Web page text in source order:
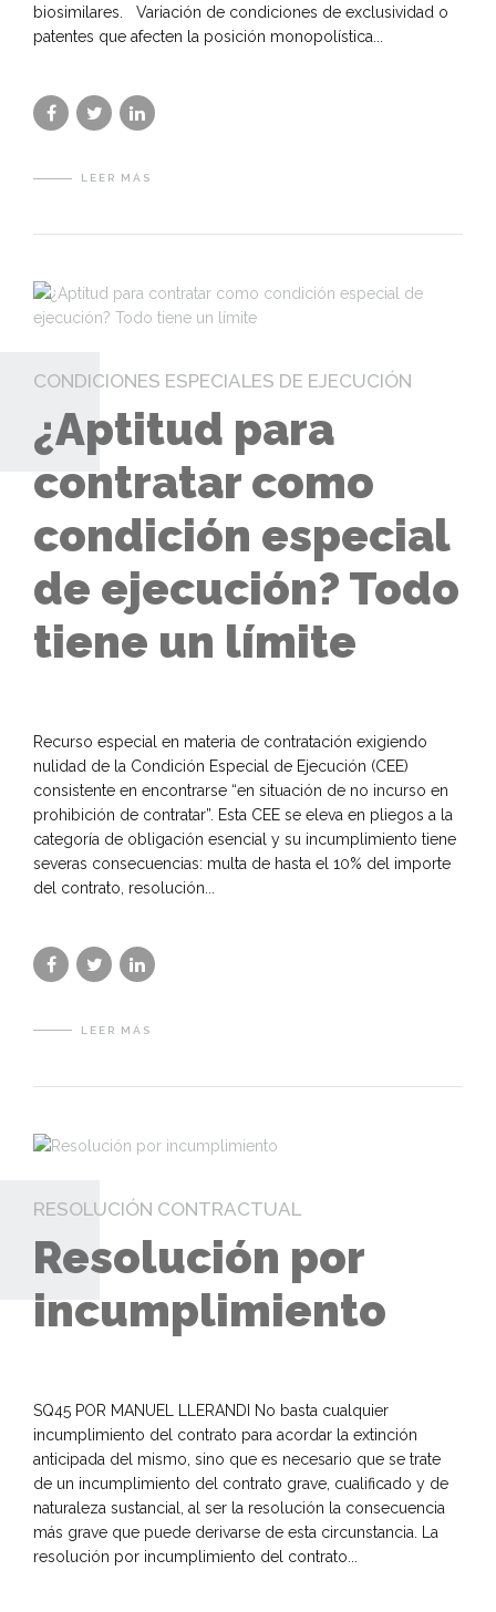
biosimilares. Variación de condiciones de exclusividad o
patentes que afecten la posición monopolística...
LEER MÁS
CONDICIONES ESPECIALES DE EJECUCIÓN
¿Aptitud para
contratar como
condición especial
de ejecución? Todo
tiene un límite
Recurso especial en materia de contratación exigiendo
nulidad de la Condición Especial de Ejecución (CEE)
consistente en encontrarse “en situación de no incurso en
prohibición de contratar”. Esta CEE se eleva en pliegos a la
categoría de obligación esencial y su incumplimiento tiene
severas consecuencias: multa de hasta el 10% del importe
del contrato, resolución...
LEER MÁS
RESOLUCIÓN CONTRACTUAL
Resolución por
incumplimiento
SQ45 POR MANUEL LLERANDI No basta cualquier
incumplimiento del contrato para acordar la extinción
anticipada del mismo, sino que es necesario que se trate
de un incumplimiento del contrato grave, cualificado y de
naturaleza sustancial, al ser la resolución la consecuencia
más grave que puede derivarse de esta circunstancia. La
resolución por incumplimiento del contrato...